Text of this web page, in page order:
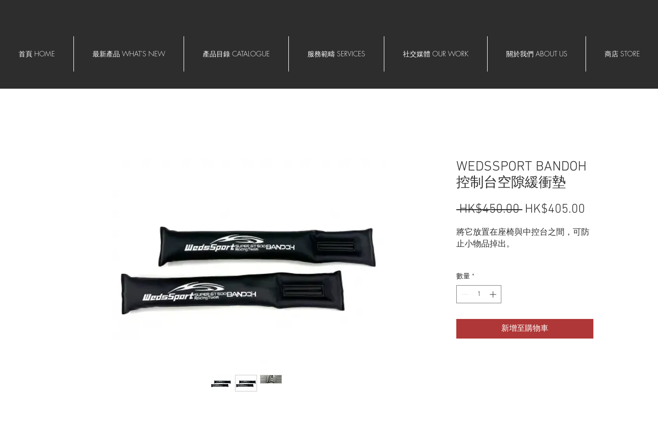
首頁 HOME 最新產品 WHAT'S NEW 產品目錄 CATALOGUE 服務範疇 SERVICES 社交媒體 OUR WORK 關於我們 ABOUT US 商店 STORE
WEDSSPORT BANDOH
控制台空隙緩衝墊
HK$450.00 一般價格
HK$405.00
將它放置在座椅與中控台之間，可防
止小物品掉出。
[材質] [布料] BioPVC 布料，
[內容物] 棉花。
數量 *
新增至購物車